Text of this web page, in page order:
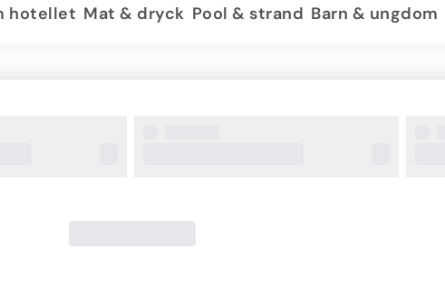
hotellet Mat & dryck Pool & strand Barn & ungdom